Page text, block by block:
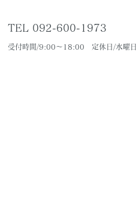
TEL 092-600-1973
受付時間/9:00～18:00 定休日/水曜日